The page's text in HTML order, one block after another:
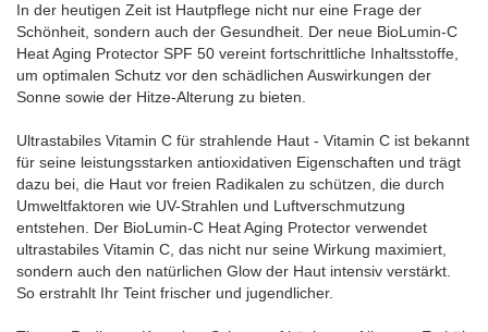
In der heutigen Zeit ist Hautpflege nicht nur eine Frage der
Schönheit, sondern auch der Gesundheit. Der neue BioLumin-C
Heat Aging Protector SPF 50 vereint fortschrittliche Inhaltsstoffe,
um optimalen Schutz vor den schädlichen Auswirkungen der
Sonne sowie der Hitze-Alterung zu bieten.
Ultrastabiles Vitamin C für strahlende Haut - Vitamin C ist bekannt
für seine leistungsstarken antioxidativen Eigenschaften und trägt
dazu bei, die Haut vor freien Radikalen zu schützen, die durch
Umweltfaktoren wie UV-Strahlen und Luftverschmutzung
entstehen. Der BioLumin-C Heat Aging Protector verwendet
ultrastabiles Vitamin C, das nicht nur seine Wirkung maximiert,
sondern auch den natürlichen Glow der Haut intensiv verstärkt.
So erstrahlt Ihr Teint frischer und jugendlicher.